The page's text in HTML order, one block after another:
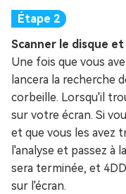
Scanner le disque
Une fois que vous
lancera la recherche
corbeille. Lorsqu'il
sur votre écran. Si
et que vous les avez
l'analyse et passez à
sera terminée, et
sur l'écran.